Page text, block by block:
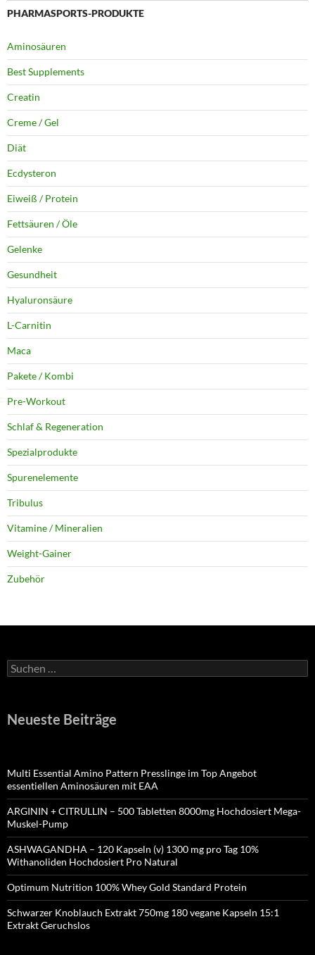
PHARMASPORTS-PRODUKTE
Aminosäuren
Best Supplements
Creatin
Creme / Gel
Diät
Ecdysteron
Eiweiß / Protein
Fettsäuren / Öle
Gelenke
Gesundheit
Hyaluronsäure
L-Carnitin
Maca
Pakete / Kombi
Pre-Workout
Schlaf & Regeneration
Spezialprodukte
Spurenelemente
Tribulus
Vitamine / Mineralien
Weight-Gainer
Zubehör
Suchen
nach:
Neueste Beiträge
Multi Essential Amino Pattern Presslinge im Top Angebot
essentiellen Aminosäuren mit EAA
ARGININ + CITRULLIN – 500 Tabletten 8000mg Hochdosiert Mega-
Muskel-Pump
ASHWAGANDHA – 120 Kapseln (v) 1300 mg pro Tag 10%
Withanoliden Hochdosiert Pro Natural
Optimum Nutrition 100% Whey Gold Standard Protein
Schwarzer Knoblauch Extrakt 750mg 180 vegane Kapseln 15:1
Extrakt Geruchslos